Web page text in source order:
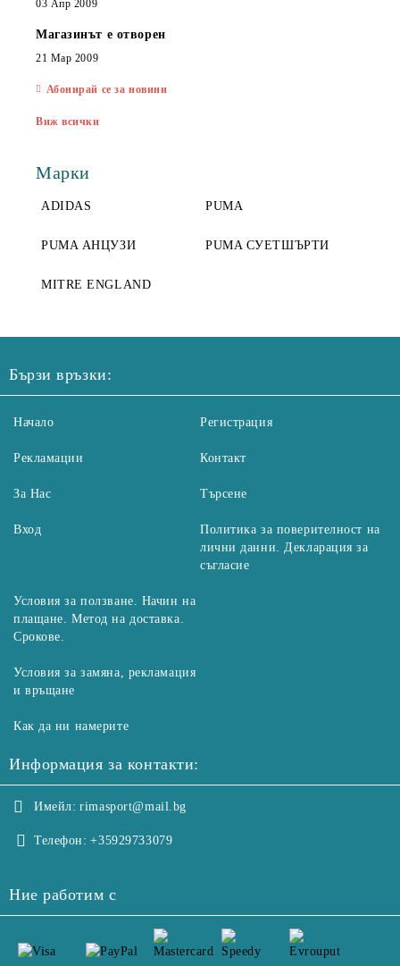
03 Апр 2009
Магазинът е отворен
21 Мар 2009
Абонирай се за новини
Виж всички
Марки
ADIDAS PUMA
PUMA АНЦУЗИ PUMA СУЕТШЪРТИ
MITRE ENGLAND
Бързи връзки:
Начало
Рекламации
За Нас
Вход
Регистрация
Контакт
Търсене
Политика за поверителност на
лични данни. Декларация за
съгласие
Условия за ползване. Начин на
плащане. Метод на доставка.
Срокове.
Условия за замяна, рекламация
и връщане
Как да ни намерите
Информация за контакти:
Имейл: rimasport@mail.bg
Телефон: +35929733079
Ние работим с